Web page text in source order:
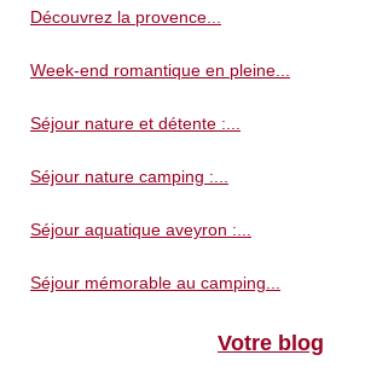
Découvrez la provence...
Week-end romantique en pleine...
Séjour nature et détente :...
Séjour nature camping :...
Séjour aquatique aveyron :...
Séjour mémorable au camping...
Votre blog